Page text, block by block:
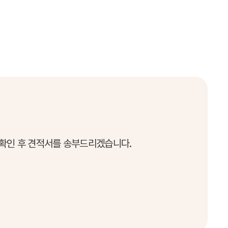
인 후 견적서를 송부드리겠습니다.